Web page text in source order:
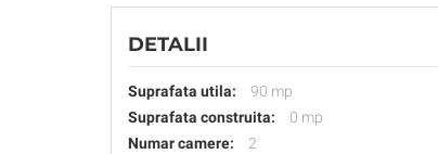
DETALII
Suprafata utila:
90 mp
Suprafata construita:
0 mp
Numar camere:
2